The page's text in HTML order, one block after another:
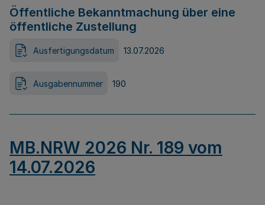
Öffentliche Bekanntmachung über eine
öffentliche Zustellung
Ausfertigungsdatum 13.07.2026
Ausgabennummer 190
MB.NRW 2026 Nr. 189 vom
14.07.2026